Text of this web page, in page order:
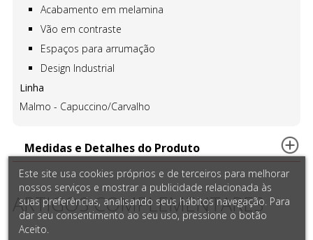
Acabamento em melamina
Vão em contraste
Espaços para arrumação
Design Industrial
Linha
Malmo - Capuccino/Carvalho
Medidas e Detalhes do Produto
ARTIGOS COMPLEMENTARES
Este site usa cookies próprios e de terceiros para melhorar
nossos serviços e mostrar a publicidade relacionada às
suas preferências, analisando seus hábitos navegação. Para
dar seu consentimento ao seu uso, pressione o botão
Aceito.